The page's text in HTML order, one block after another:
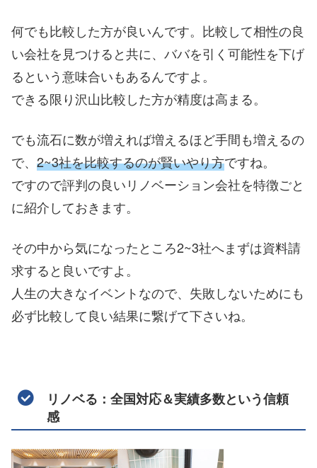
何でも比較した方が良いんです。比較して相性の良
い会社を見つけると共に、ババを引く可能性を下げ
るという意味合いもあるんですよ。
できる限り沢山比較した方が精度は高まる。
でも流石に数が増えれば増えるほど手間も増えるの
で、 2~3社を比較するのが賢いやり方ですね。
ですので評判の良いリノベーション会社を特徴ごと
に紹介しておきます。
その中から気になったところ2~3社へまずは資料請
求すると良いですよ。
人生の大きなイベントなので、失敗しないためにも
必ず比較して良い結果に繋げて下さいね。
リノベる：全国対応＆実績多数という信頼
感